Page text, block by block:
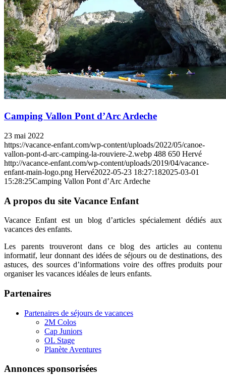
Camping Vallon Pont d’Arc Ardeche
23 mai 2022
https://vacance-enfant.com/wp-content/uploads/2022/05/canoe-
vallon-pont-d-arc-camping-la-rouviere-2.webp 488 650 Hervé
http://vacance-enfant.com/wp-content/uploads/2019/04/vacance-
enfant-main-logo.png Hervé2022-05-23 18:27:182025-03-01
15:28:25Camping Vallon Pont d’Arc Ardeche
A propos du site Vacance Enfant
Vacance Enfant est un blog d’articles spécialement dédiés aux
vacances des enfants.
Les parents trouveront dans ce blog des articles au contenu
informatif, leur donnant des idées de séjours ou de destinations, des
astuces, des sources d’informations voire des offres produits pour
organiser les vacances idéales de leurs enfants.
Partenaires
Partenaires de séjours de vacances
2M Colos
Cap Juniors
OL Stage
Planète Aventures
Annonces sponsorisées